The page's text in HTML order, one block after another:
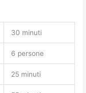
30 minuti
6 persone
25 minuti